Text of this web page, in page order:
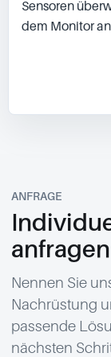
Sensoren
dem Monitor
ANFRAGE
anfragen
Nennen Sie
Nachrüstung
passende
nächsten